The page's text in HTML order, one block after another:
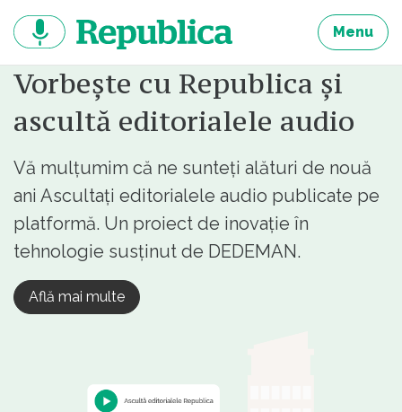
continut
Menu
Vorbește cu Republica și
ascultă editorialele audio
Vă mulțumim că ne sunteți alături de nouă
ani Ascultați editorialele audio publicate pe
platformă. Un proiect de inovație în
tehnologie susținut de DEDEMAN.
Află mai multe